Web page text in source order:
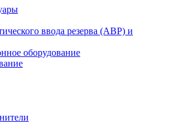
ввода резерва (АВР) и
оборудование